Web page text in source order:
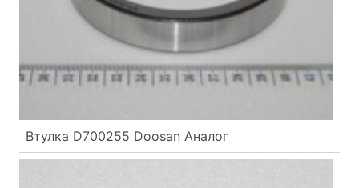
Втулка D700255 Doosan Аналог